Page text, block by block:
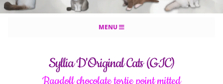
MENU
Syllia D'Original Cats (GIC)
Ragdoll chocolate tortie point mitted